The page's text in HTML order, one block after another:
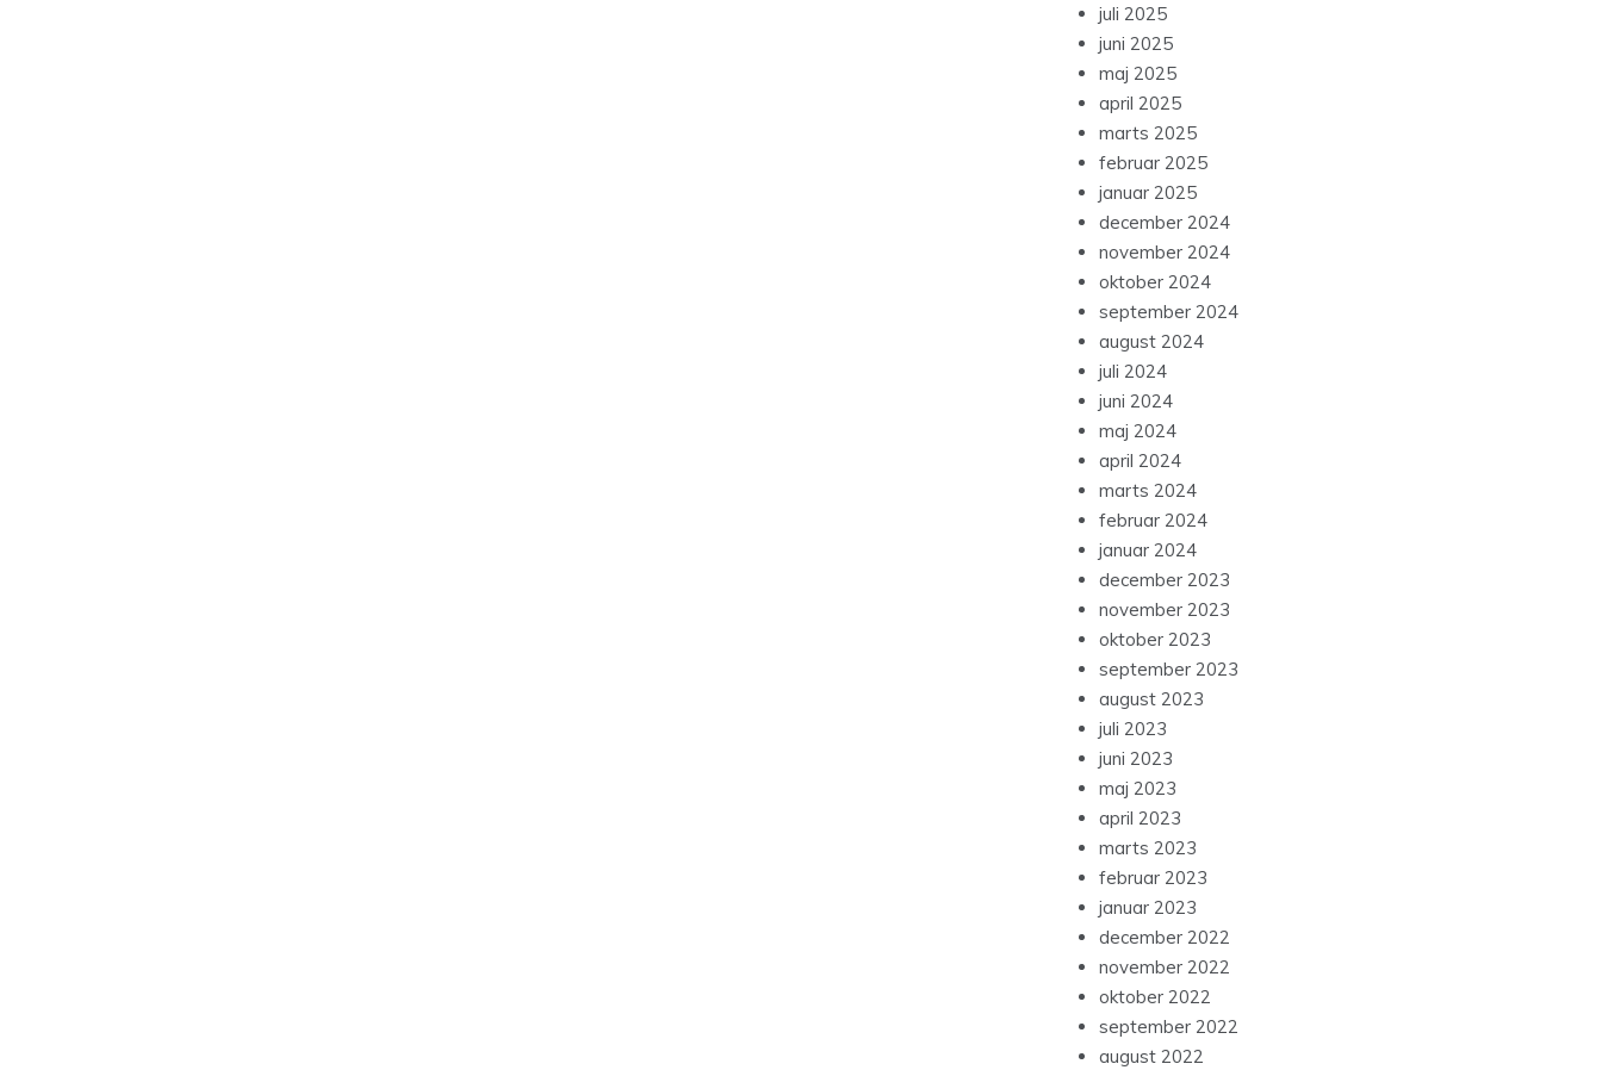
juli 2025
juni 2025
maj 2025
april 2025
marts 2025
februar 2025
januar 2025
december 2024
november 2024
oktober 2024
september 2024
august 2024
juli 2024
juni 2024
maj 2024
april 2024
marts 2024
februar 2024
januar 2024
december 2023
november 2023
oktober 2023
september 2023
august 2023
juli 2023
juni 2023
maj 2023
april 2023
marts 2023
februar 2023
januar 2023
december 2022
november 2022
oktober 2022
september 2022
august 2022